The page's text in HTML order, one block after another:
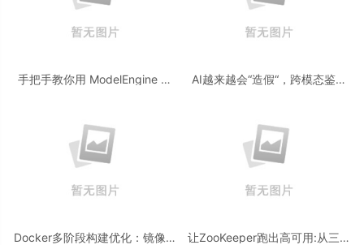
手把手教你用 ModelEngine 打
AI越来越会“造假“，跨模态鉴伪
Docker多阶段构建优化：镜像体
让ZooKeeper跑出高可用:从三节